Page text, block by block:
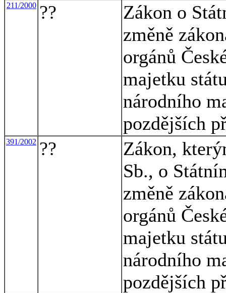
211/2000 ??
Zákon o
změně
orgánů
majetku
národního
pozdějších
391/2002 ??
Zákon,
Sb., o
změně
orgánů
majetku
národního
pozdějších